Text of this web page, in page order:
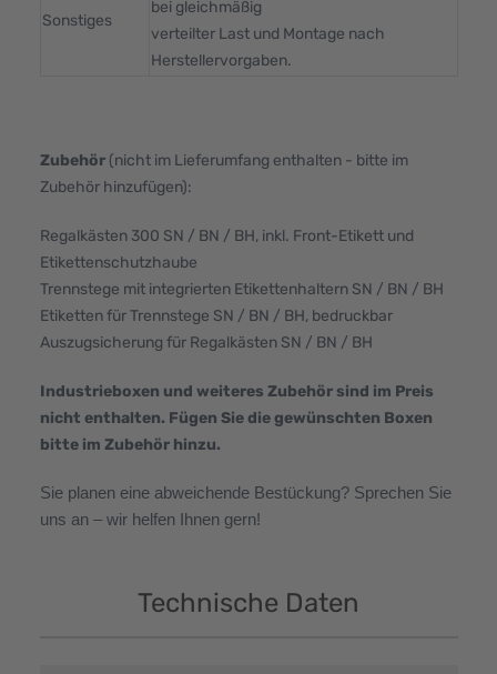
Sonstiges
bei gleichmäßig
verteilter Last und Montage nach
Herstellervorgaben.
Zubehör (nicht im Lieferumfang enthalten - bitte im
Zubehör hinzufügen):
Regalkästen 300 SN / BN / BH, inkl. Front-Etikett und
Etikettenschutzhaube
Trennstege mit integrierten Etikettenhaltern SN / BN / BH
Etiketten für Trennstege SN / BN / BH, bedruckbar
Auszugsicherung für Regalkästen SN / BN / BH
Industrieboxen und weiteres Zubehör sind im Preis
nicht enthalten. Fügen Sie die gewünschten Boxen
bitte im Zubehör hinzu.
Sie planen eine abweichende Bestückung? Sprechen Sie
uns an – wir helfen Ihnen gern!
Technische Daten